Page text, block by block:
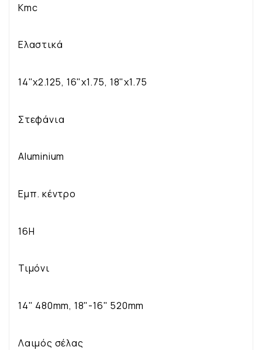
Kmc
Ελαστικά
14"x2.125, 16"x1.75, 18"x1.75
Στεφάνια
Aluminium
Εμπ. κέντρο
16H
Τιμόνι
14" 480mm, 18"-16" 520mm
Λαιμός σέλας